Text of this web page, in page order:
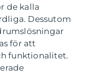
de kalla
Dessutom
för att
funktionalitet.